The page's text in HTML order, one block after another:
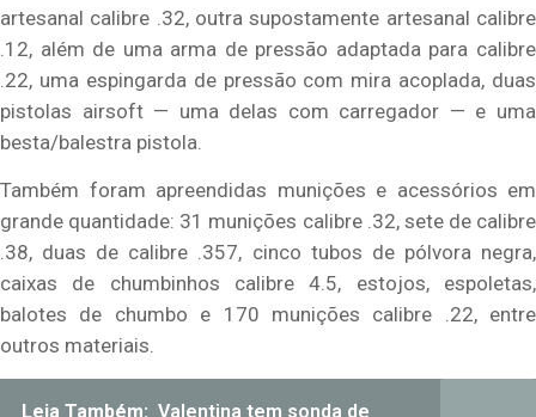
artesanal calibre .32, outra supostamente artesanal calibre
.12, além de uma arma de pressão adaptada para calibre
.22, uma espingarda de pressão com mira acoplada, duas
pistolas airsoft — uma delas com carregador — e uma
besta/balestra pistola.
Também foram apreendidas munições e acessórios em
grande quantidade: 31 munições calibre .32, sete de calibre
.38, duas de calibre .357, cinco tubos de pólvora negra,
caixas de chumbinhos calibre 4.5, estojos, espoletas,
balotes de chumbo e 170 munições calibre .22, entre
outros materiais.
Leia Também: Valentina tem sonda de